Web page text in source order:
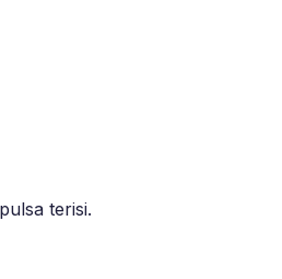
terisi.